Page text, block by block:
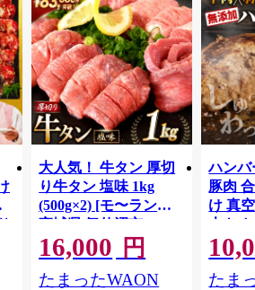
大人気！ 牛タン 厚切
り牛タン 塩味 1kg
(500g×2) [モ〜ランド
宮城県 気仙沼市
20564660] 肉 牛肉 精肉
牛たん 牛タン塩 牛た
ん塩 冷凍 焼肉 BBQ ア
16,000 円
たまったWAON
ハンバ
豚肉
け 真
大き
保存
淡路島
ポーク
たま